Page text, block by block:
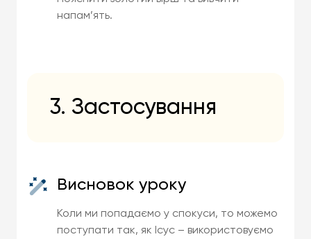
напам’ять.
3. Застосування
Висновок уроку
Коли ми попадаємо у спокуси, то можемо
поступати так, як Ісус – використовуємо